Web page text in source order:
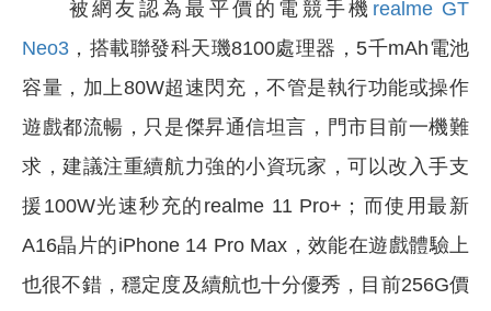
被網友認為最平價的電競手機 realme GT
Neo3 ，搭載聯發科天璣8100處理器，5千mAh電池
容量，加上80W超速閃充，不管是執行功能或操作
遊戲都流暢，只是傑昇通信坦言，門市目前一機難
求，建議注重續航力強的小資玩家，可以改入手支
援100W光速秒充的realme 11 Pro+；而使用最新
A16晶片的iPhone 14 Pro Max，效能在遊戲體驗上
也很不錯，穩定度及續航也十分優秀，目前256G價